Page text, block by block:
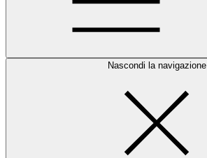
Nascondi la navigazione